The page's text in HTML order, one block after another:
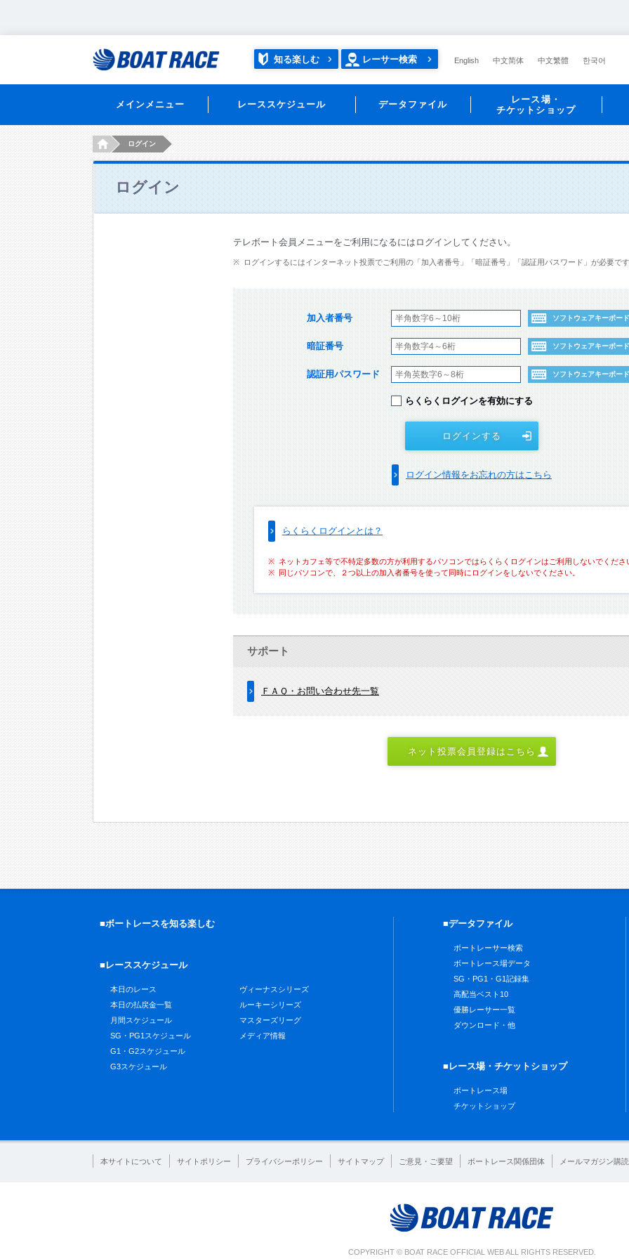
知る楽しむ レーサー検索 English 中文简体 中文繁體 한국어
メインメニュー レーススケジュール データファイル
レース場・
チケットショップ
HOMEログイン
ログイン
テレボート会員メニューをご利用になるにはログインしてください。
ログインするにはインターネット投票でご利用の「加入者番号」「暗証番号」「認証用パスワード」が必要です
加入者番号 ソフトウェアキーボード
暗証番号 ソフトウェアキーボード
認証用パスワード ソフトウェアキーボード
らくらくログインを有効にする
ログインする
ログイン情報をお忘れの方はこちら
らくらくログインとは？
ネットカフェ等で不特定多数の方が利用するパソコンではらくらくログインはご利用しないでくださ
同じパソコンで、２つ以上の加入者番号を使って同時にログインをしないでください。
サポート
ＦＡＱ・お問い合わせ先一覧
ネット投票会員登録はこちら
■ボートレースを知る楽しむ
■レーススケジュール
本日のレース
本日の払戻金一覧
月間スケジュール
SG・PG1スケジュール
G1・G2スケジュール
G3スケジュール
ヴィーナスシリーズ
ルーキーシリーズ
マスターズリーグ
メディア情報
■データファイル
ボートレーサー検索
ボートレース場データ
SG・PG1・G1記録集
高配当ベスト10
優勝レーサー一覧
ダウンロード・他
■レース場・チケットショップ
ボートレース場
チケットショップ
本サイトについて サイトポリシー プライバシーポリシー サイトマップ ご意見・ご要望 ボートレース関係団体 メールマガジン購読
COPYRIGHT © BOAT RACE OFFICIAL WEB ALL RIGHTS RESERVED.